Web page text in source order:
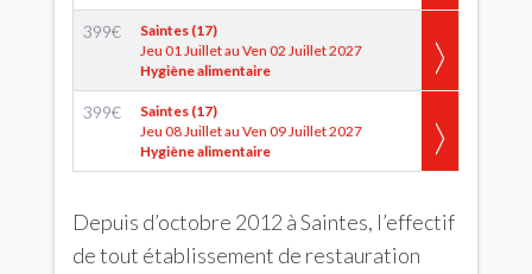
399€
Saintes (17)
Jeu 01 Juillet au Ven 02 Juillet 2027
Hygiène alimentaire
399€
Saintes (17)
Jeu 08 Juillet au Ven 09 Juillet 2027
Hygiène alimentaire
Depuis d’octobre 2012 à Saintes, l’effectif
de tout établissement de restauration